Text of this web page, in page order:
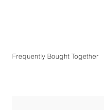
Frequently Bought Together